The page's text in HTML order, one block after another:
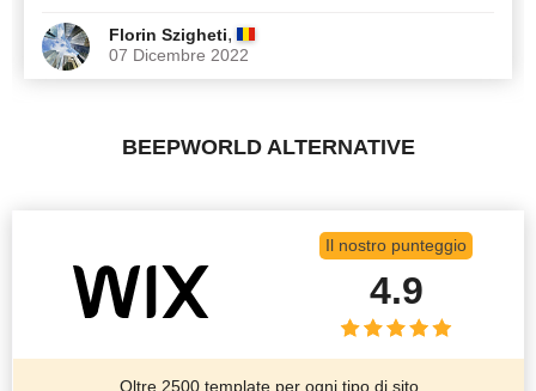
Florin Szigheti,
07 Dicembre 2022
BEEPWORLD ALTERNATIVE
Il nostro punteggio
4.9
Oltre 2500 template per ogni tipo di sito